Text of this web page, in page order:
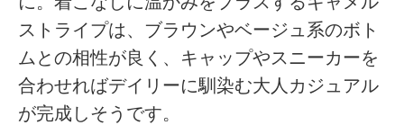
ストライプは、ブラウンやベージュ系のボト
ムとの相性が良く、キャップやスニーカーを
合わせればデイリーに馴染む大人カジュアル
が完成しそうです。